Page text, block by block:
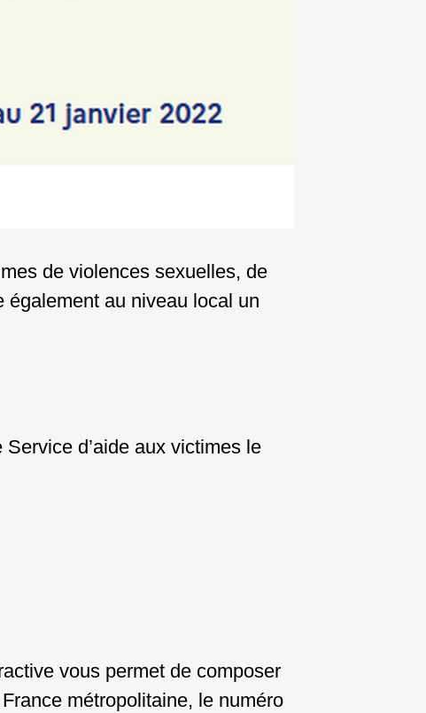
de violences sexuelles, de
également au niveau local un
d’aide aux victimes le
vous permet de composer
métropolitaine, le numéro